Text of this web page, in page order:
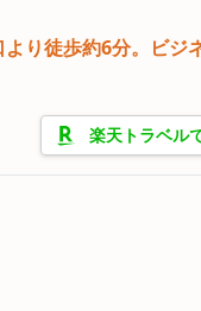
り徒歩約6分。ビジ
楽天トラベル